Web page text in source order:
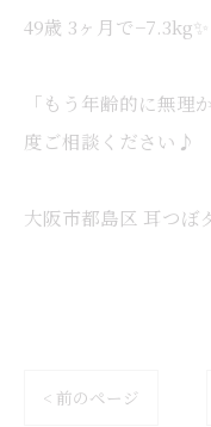
49歳 3ヶ月で−7.3kg✨
「もう年齢的に無
度ご相談ください♪
大阪市都島区 耳つぼ
< 前のページ